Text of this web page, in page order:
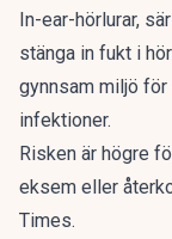
In-ear-hörlurar,
stänga in fukt i
gynnsam miljö
infektioner.
Risken är högre
eksem eller
Times.